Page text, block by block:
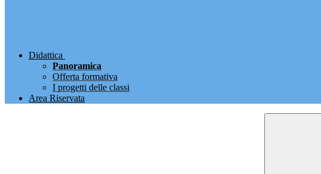
Didattica
Panoramica
Offerta formativa
I progetti delle classi
Area Riservata